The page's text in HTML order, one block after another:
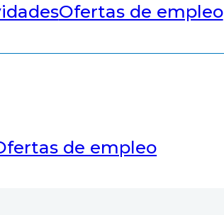
Ofertas de empleo
de empleo